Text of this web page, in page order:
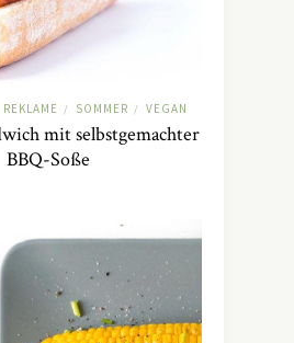
REKLAME / SOMMER / VEGAN
mit selbstgemachter
BBQ-Soße